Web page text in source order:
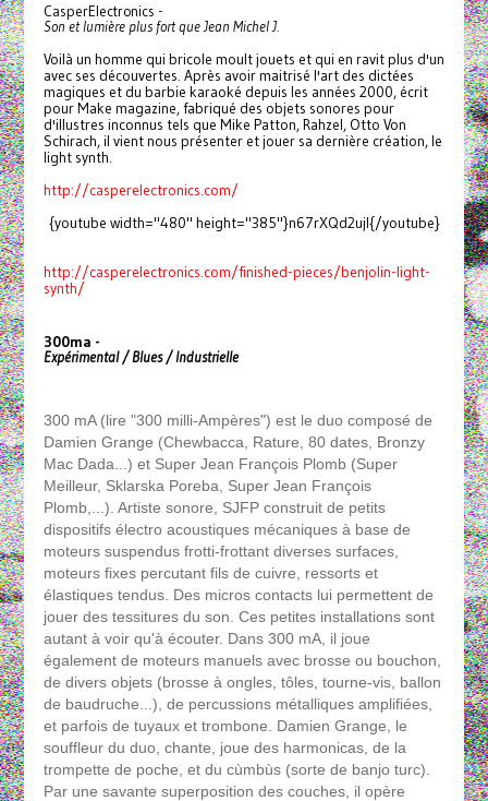
CasperElectronics -
Son et lumière plus fort que Jean Michel J.
Voilà un homme qui bricole moult jouets et qui en ravit plus d'un
avec ses découvertes. Après avoir maitrisé l'art des dictées
magiques et du barbie karaoké depuis les années 2000, écrit
pour Make magazine, fabriqué des objets sonores pour
d'illustres inconnus tels que Mike Patton, Rahzel, Otto Von
Schirach, il vient nous présenter et jouer sa dernière création, le
light synth.
http://casperelectronics.com/
{youtube width="480" height="385"}n67rXQd2ujI{/youtube}
http://casperelectronics.com/finished-pieces/benjolin-light-
synth/
300ma -
Expérimental / Blues / Industrielle
300 mA (lire "300 milli-Ampères") est le duo composé de
Damien Grange (Chewbacca, Rature, 80 dates, Bronzy
Mac Dada...) et Super Jean François Plomb (Super
Meilleur, Sklarska Poreba, Super Jean François
Plomb,...). Artiste sonore, SJFP construit de petits
dispositifs électro acoustiques mécaniques à base de
moteurs suspendus frotti-frottant diverses surfaces,
moteurs fixes percutant fils de cuivre, ressorts et
élastiques tendus. Des micros contacts lui permettent de
jouer des tessitures du son. Ces petites installations sont
autant à voir qu'à écouter. Dans 300 mA, il joue
également de moteurs manuels avec brosse ou bouchon,
de divers objets (brosse à ongles, tôles, tourne-vis, ballon
de baudruche...), de percussions métalliques amplifiées,
et parfois de tuyaux et trombone. Damien Grange, le
souffleur du duo, chante, joue des harmonicas, de la
trompette de poche, et du cùmbùs (sorte de banjo turc).
Par une savante superposition des couches, il opère